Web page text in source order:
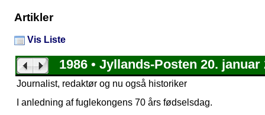
Artikler
Vis Liste
1986 • Jyllands-Posten 20. januar
Journalist, redaktør og nu også historiker
I anledning af fuglekongens 70 års fødselsdag.